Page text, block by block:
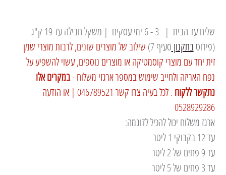
שליח עד הבית  |   3 - 6 ימי עסקים  | משקל חבילה עד 19 ק"ג
(פירוט בתקנון סעיף 7)
שילוב של מוצרים שונים, לרבות מוצרי שמן
זית יחד עם מוצרי קוסמטיקה או מוצרים נוספים, עשוי להשפיע על
נפח האריזה ולחייב שימוש במספר ארגזי משלוח - במקרים אלו
נתקשר ללקוח
. לכל בעיה צרו קשר 046789521 | או הודעה
0528929286
ארגז משלוח יכול להכיל לדוגמה:
עד 12 בקבוקי 1 ליטר
עד 9 פחים של 2 ליטר
עד 3 פחים של 5 ליטר